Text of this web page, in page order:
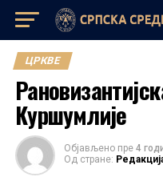
ЦРКВЕ
Куршумлије
Објављено пре 4
Од стране: